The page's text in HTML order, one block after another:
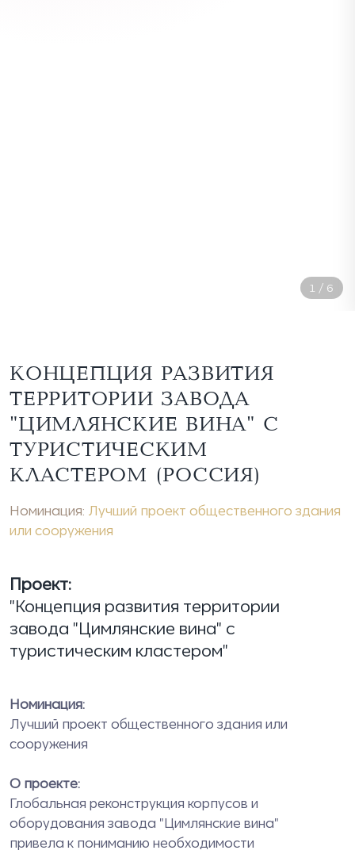
1 / 6
КОНЦЕПЦИЯ РАЗВИТИЯ
ТЕРРИТОРИИ ЗАВОДА
"ЦИМЛЯНСКИЕ ВИНА" С
ТУРИСТИЧЕСКИМ
КЛАСТЕРОМ (РОССИЯ)
Номинация: Лучший проект общественного здания
или сооружения
Проект:
"Концепция развития территории
завода "Цимлянские вина" с
туристическим кластером"
Номинация:
Лучший проект общественного здания или
сооружения
О проекте:
Глобальная реконструкция корпусов и
оборудования завода "Цимлянские вина"
привела к пониманию необходимости